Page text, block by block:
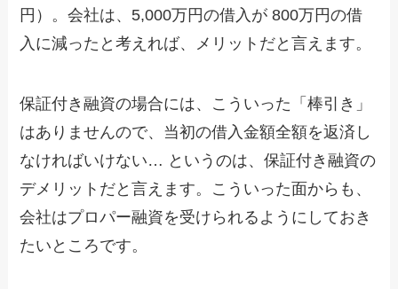
円）。会社は、5,000万円の借入が 800万円の借
入に減ったと考えれば、メリットだと言えます。
保証付き融資の場合には、こういった「棒引き」
はありませんので、当初の借入金額全額を返済し
なければいけない… というのは、保証付き融資の
デメリットだと言えます。こういった面からも、
会社はプロパー融資を受けられるようにしておき
たいところです。